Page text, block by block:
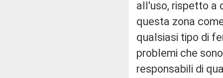
all'uso, rispetto a
questa zona
qualsiasi tipo di
problemi che
responsabili di